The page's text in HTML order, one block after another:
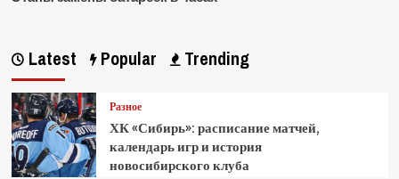
Latest Popular Trending
Разное
ХК «Сибирь»: расписание матчей,
календарь игр и история
новосибирского клуба